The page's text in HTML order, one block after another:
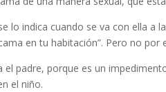
lo indica cuando se va con ella a
en tu habitación”. Pero no por
padre, porque es un
el niño.